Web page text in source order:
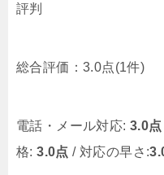
評判
総合評価： 3.0点(1件)
電話・メール対応: 3.0点
格: 3.0点 / 対応の早さ: